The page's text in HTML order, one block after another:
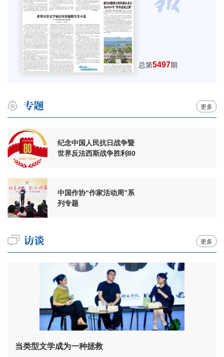
总第5497期
更多
纪念中国人民抗日战争暨
世界反法西斯战争胜利80
中国作协“作家活动周”系
列专题
更多
当类型文学成为一种拯救